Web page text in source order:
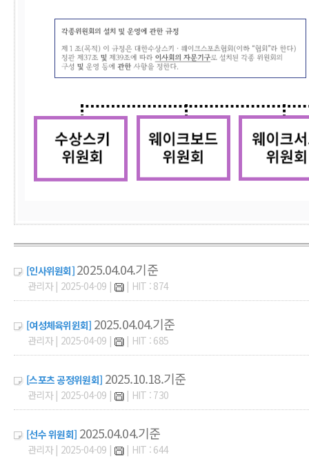
[인사위원회] 2025.04.04.기준
관리자 | 2025-04-09 | | HIT : 874
[여성체육위윈회] 2025.04.04.기준
관리자 | 2025-04-09 | | HIT : 685
[스포츠 공정위원회] 2025.10.18.기준
관리자 | 2025-04-09 | | HIT : 730
[선수 위원회] 2025.04.04.기준
관리자 | 2025-04-09 | | HIT : 644